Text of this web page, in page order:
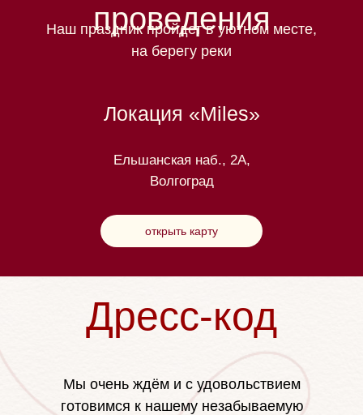
проведения
Локация «Miles»
Наш праздник пройдет в уютном месте,
на берегу реки
Ельшанская наб., 2А,
Волгоград
открыть карту
Мы очень ждём и с удовольствием
готовимся к нашему незабываемую
Дресс-код